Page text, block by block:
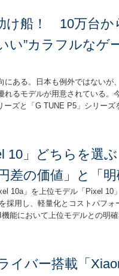
け船！ 10万台か
い”カラフルなゲ
ある。日本も例外ではないが
るモデルが用意されている。
ズと「G TUNE P5」シリーズ
10」どちらを選
差の価値」と「明
10a」を上位モデル「Pixel 10
採用し、軽量化とコストパフォ
能において上位モデルとの明
イバー搭載「